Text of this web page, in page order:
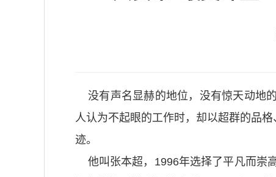
没有声名显赫的地位，没有惊天动地
人认为不起眼的工作时，却以超群的品
迹。
他叫张本超，1996年选择了平凡而崇